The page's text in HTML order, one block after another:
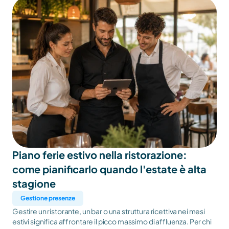
rotazione, per non compromettere la sicurezza nei luoghi di
lavoro e il benessere del personale.
Piano ferie estivo nella ristorazione:
come pianificarlo quando l'estate è alta
stagione
Gestione presenze
Gestire un ristorante, un bar o una struttura ricettiva nei mesi
estivi significa affrontare il picco massimo di affluenza. Per chi